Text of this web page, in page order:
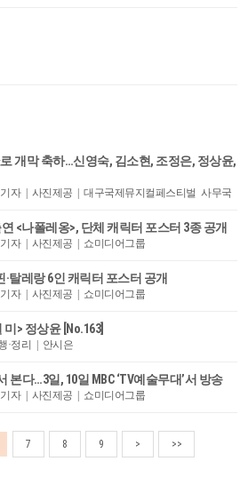
개막 축하…신영숙, 김소현, 조정은, 정상윤,
자 | 사진제공 | 대구국제뮤지컬페스티벌 사무국
<나폴레옹>, 단체 캐릭터 포스터 3종 공개
자 | 사진제공 | 쇼미디어그룹
탈레랑 6인 캐릭터 포스터 공개
자 | 사진제공 | 쇼미디어그룹
미> 정상윤 [No.163]
·정리 | 안시은
본다…3일, 10일 MBC ‘TV예술무대’서 방송
자 | 사진제공 | 쇼미디어그룹
7 8 9 > >>